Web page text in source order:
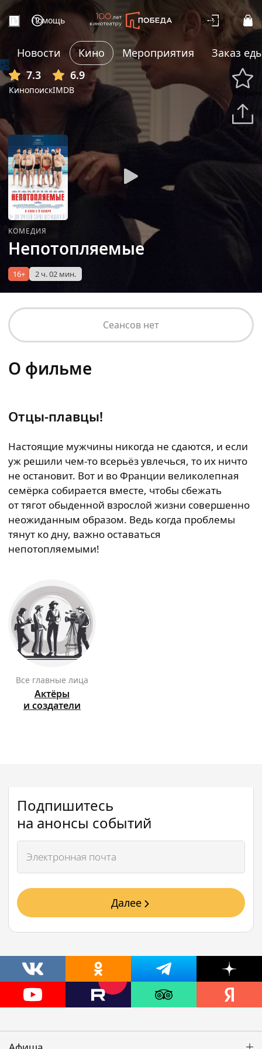
Помощь Войти
Новости Кино Мероприятия
Заказ
7.3
Кинопоиск
6.9
IMDB
+5
КОМЕДИЯ
Непотопляемые
16+ 2 ч. 02 мин.
Сеансов нет
О фильме
Отцы-плавцы!
Настоящие мужчины никогда не сдаются, и если
уж решили чем-то всерьёз увлечься, то их ничто
не остановит. Вот и во Франции великолепная
семёрка собирается вместе, чтобы сбежать
от тягот обыденной взрослой жизни совершенно
неожиданным образом. Ведь когда проблемы
тянут ко дну, важно оставаться
непотопляемыми!
Все главные лица
Актёры
и создатели
Подпишитесь
на анонсы событий
Далее